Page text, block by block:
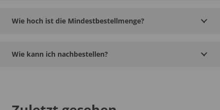
Wie hoch ist die Mindestbestellmenge?
Wie kann ich nachbestellen?